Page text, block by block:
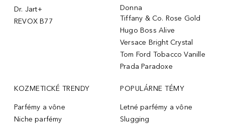
Dr. Jart+
REVOX B77
Donna
Tiffany & Co. Rose Gold
Hugo Boss Alive
Versace Bright Crystal
Tom Ford Tobacco Vanille
Prada Paradoxe
KOZMETICKÉ TRENDY
Parfémy a vône
Niche parfémy
POPULÁRNE TÉMY
Letné parfémy a vône
Slugging